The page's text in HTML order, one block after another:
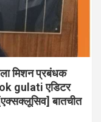
मिशन प्रबंधक
gulati एडिटर
बातचीत